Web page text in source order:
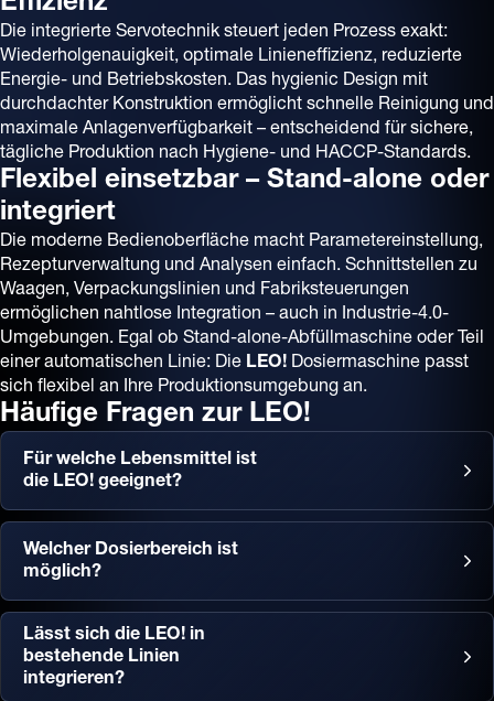
Die integrierte Servotechnik steuert jeden Prozess exakt:
Wiederholgenauigkeit, optimale Linieneffizienz, reduzierte
Energie- und Betriebskosten. Das hygienic Design mit
durchdachter Konstruktion ermöglicht schnelle Reinigung und
maximale Anlagenverfügbarkeit – entscheidend für sichere,
tägliche Produktion nach Hygiene- und HACCP-Standards.
Flexibel einsetzbar – Stand-alone oder
integriert
Die moderne Bedienoberfläche macht Parametereinstellung,
Rezepturverwaltung und Analysen einfach. Schnittstellen zu
Waagen, Verpackungslinien und Fabriksteuerungen
ermöglichen nahtlose Integration – auch in Industrie-4.0-
Umgebungen. Egal ob Stand-alone-Abfüllmaschine oder Teil
einer automatischen Linie: Die LEO! Dosiermaschine passt
sich flexibel an Ihre Produktionsumgebung an.
Häufige Fragen zur LEO!
Für welche Lebensmittel ist
die LEO! geeignet?
Welcher Dosierbereich ist
möglich?
Lässt sich die LEO! in
bestehende Linien
integrieren?